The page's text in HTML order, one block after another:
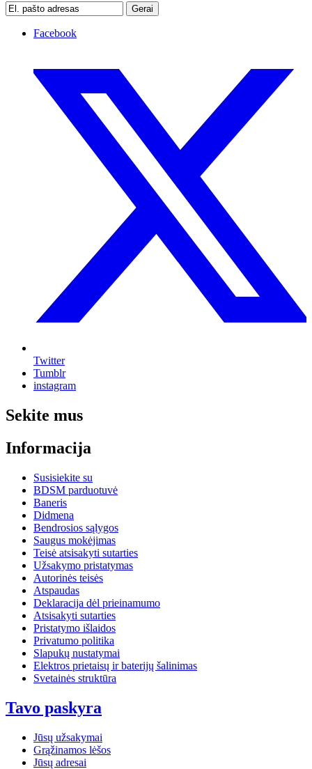
Gerai
Facebook
Twitter
Tumblr
instagram
Sekite mus
Informacija
Susisiekite su
BDSM parduotuvė
Baneris
Didmena
Bendrosios sąlygos
Saugus mokėjimas
Teisė atsisakyti sutarties
Užsakymo pristatymas
Autorinės teisės
Atspaudas
Deklaracija dėl prieinamumo
Atsisakyti sutarties
Pristatymo išlaidos
Privatumo politika
Slapukų nustatymai
Elektros prietaisų ir baterijų šalinimas
Svetainės struktūra
Tavo paskyra
Jūsų užsakymai
Grąžinamos lėšos
Jūsų adresai